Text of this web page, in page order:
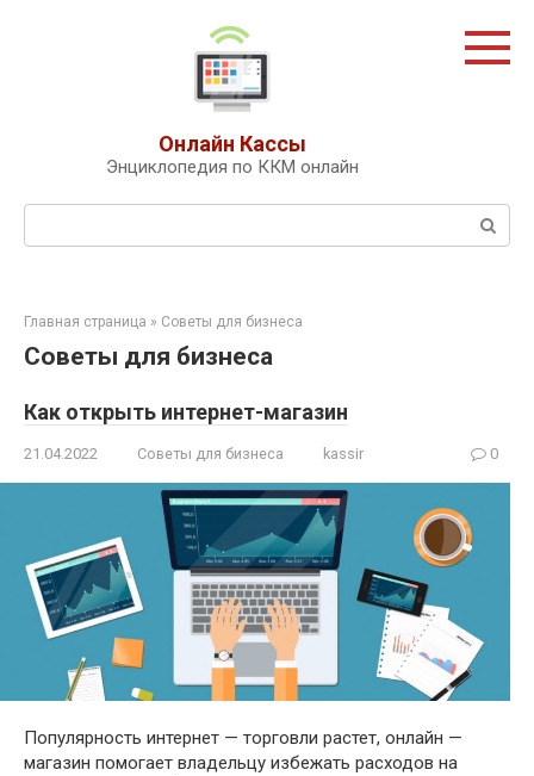
Онлайн Кассы
Энциклопедия по ККМ онлайн
Поиск:
Главная страница » Советы для бизнеса
Советы для бизнеса
Как открыть интернет-магазин
21.04.2022 Советы для бизнеса kassir 0
Популярность интернет — торговли растет, онлайн —
магазин помогает владельцу избежать расходов на